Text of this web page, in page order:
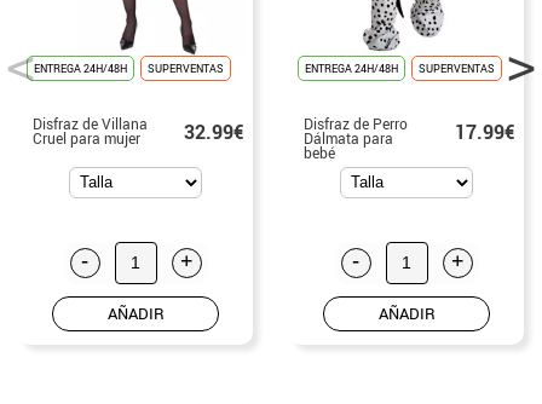
ENTREGA 24H/48H SUPERVENTAS
Disfraz de Villana
Cruel para mujer 32.99€
- +
AÑADIR
ENTREGA 24H/48H SUPERVENTAS
Disfraz de Perro
Dálmata para
bebé
17.99€
- +
AÑADIR